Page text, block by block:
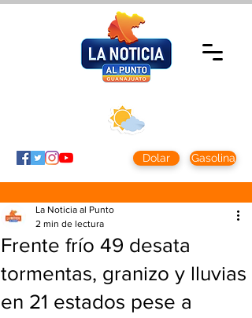
Dolar Gasolina
Frente frío 49 desata
tormentas, granizo y lluvias
en 21 estados pese a
La Noticia al Punto
2 min de lectura